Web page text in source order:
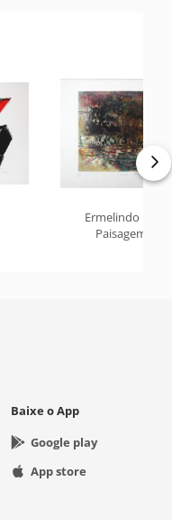
Ermelindo
Paisagem 184
Baixe o App
Google play
App store